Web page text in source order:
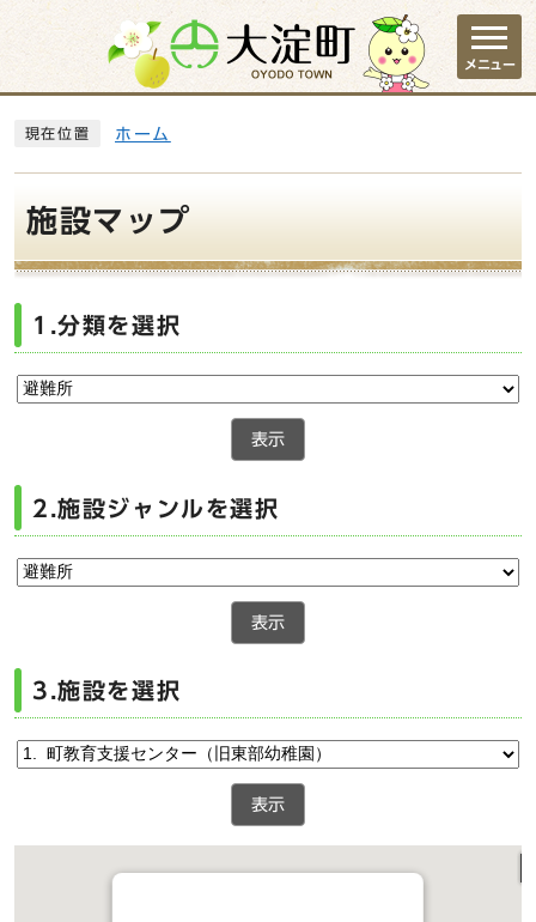
ページの先頭です
メニュー
現在位置 ホーム
施設マップ
1.分類を選択
表示
2.施設ジャンルを選択
表示
3.施設を選択
表示